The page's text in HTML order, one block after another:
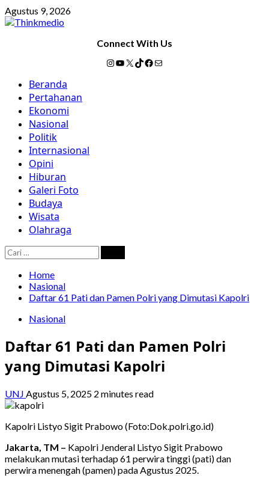
Skip
to
Agustus 9, 2026
Connect With Us
Instagram
YouTube
X TikTok
Facebook
Mail
Primary
Menu
Beranda
Pertahanan
Ekonomi
Nasional
Politik
Internasional
Opini
Hiburan
Galeri Foto
Budaya
Wisata
Olahraga
Cari
untuk:
Home
Nasional
Daftar 61 Pati dan Pamen Polri yang Dimutasi Kapolri
Nasional
Daftar 61 Pati dan Pamen Polri
yang Dimutasi Kapolri
UNJ Agustus 5, 2025 2 minutes read
Kapolri Listyo Sigit Prabowo (Foto:Dok.polri.go.id)
Jakarta, TM – Kapolri Jenderal Listyo Sigit Prabowo
melakukan mutasi terhadap 61 perwira tinggi (pati) dan
perwira menengah (pamen) pada Agustus 2025.